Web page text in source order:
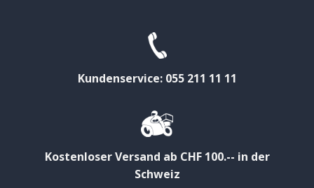
Kundenservice: 055 211 11 11
Kostenloser Versand ab CHF 100.-- in der
Schweiz